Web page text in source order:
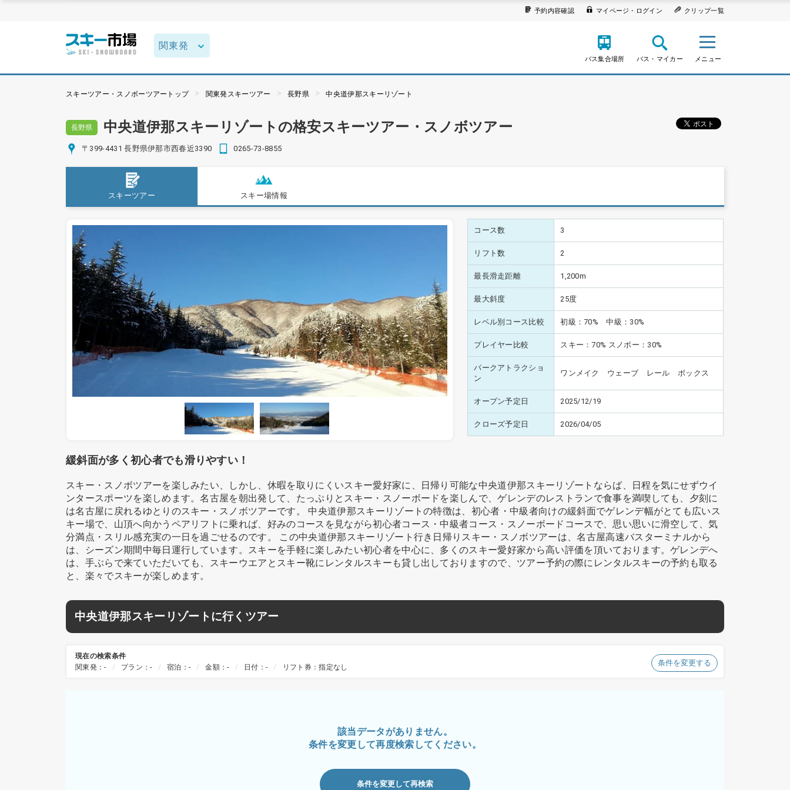
予約内容確認 マイページ・ログイン クリップ一覧
バス集合場所 バス・マイカー メニュー
スキーツアー・スノボーツアートップ 関東発スキーツアー 長野県 中央道伊那スキーリゾート
長野県 中央道伊那スキーリゾートの格安スキーツアー・スノボツアー
〒399-4431 長野県伊那市西春近3390 0265-73-8855
スキーツアー スキー場情報
コース数 3
リフト数 2
最長滑走距離 1,200m
最大斜度 25度
レベル別コース比較 初級：70% 中級：30%
プレイヤー比較 スキー：70% スノボー：30%
パークアトラクショ
ン
ワンメイク ウェーブ レール ボックス
オープン予定日 2025/12/19
クローズ予定日 2026/04/05
緩斜面が多く初心者でも滑りやすい！
スキー・スノボツアーを楽しみたい、しかし、休暇を取りにくいスキー愛好家に、日帰り可能な中央道伊那スキーリゾートならば、日程を気にせずウイ
ンタースポーツを楽しめます。名古屋を朝出発して、たっぷりとスキー・スノーボードを楽しんで、ゲレンデのレストランで食事を満喫しても、夕刻に
は名古屋に戻れるゆとりのスキー・スノボツアーです。 中央道伊那スキーリゾートの特徴は、初心者・中級者向けの緩斜面でゲレンデ幅がとても広いス
キー場で、山頂へ向かうペアリフトに乗れば、好みのコースを見ながら初心者コース・中級者コース・スノーボードコースで、思い思いに滑空して、気
分満点・スリル感充実の一日を過ごせるのです。 この中央道伊那スキーリゾート行き日帰りスキー・スノボツアーは、名古屋高速バスターミナルから
は、シーズン期間中毎日運行しています。スキーを手軽に楽しみたい初心者を中心に、多くのスキー愛好家から高い評価を頂いております。ゲレンデへ
は、手ぶらで来ていただいても、スキーウエアとスキー靴にレンタルスキーも貸し出しておりますので、ツアー予約の際にレンタルスキーの予約も取る
と、楽々でスキーが楽しめます。
中央道伊那スキーリゾートに行くツアー
現在の検索条件
関東発：-
プラン：- 宿泊：- 金額：- 日付：- リフト券：指定なし 条件を変更する
該当データがありません。
条件を変更して再度検索してください。
条件を変更して再検索